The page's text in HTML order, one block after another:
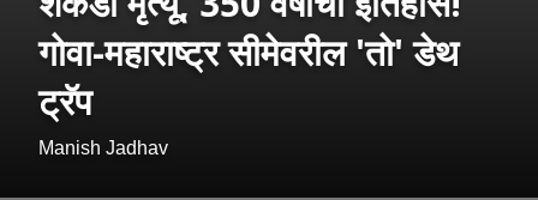
गोवा-महाराष्ट्र सीमेवरील 'तो' डेथ
ट्रॅप
Manish Jadhav